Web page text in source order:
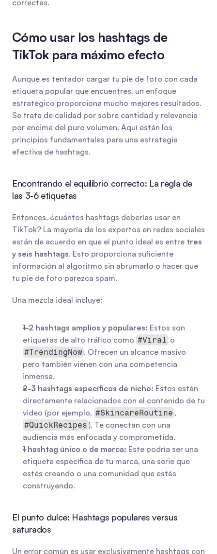
correctas.
Cómo usar los hashtags de
TikTok para máximo efecto
Aunque es tentador cargar tu pie de foto con cada
etiqueta popular que encuentres, un enfoque
estratégico proporciona mucho mejores resultados.
Se trata de calidad por sobre cantidad y relevancia
por encima del puro volumen. Aquí están los
principios fundamentales para una estrategia
efectiva de hashtags.
Encontrando el equilibrio correcto: La regla de
las 3-6 etiquetas
Entonces, ¿cuántos hashtags deberías usar en
TikTok? La mayoría de los expertos en redes sociales
están de acuerdo en que el punto ideal es entre tres
y seis hashtags. Esto proporciona suficiente
información al algoritmo sin abrumarlo o hacer que
tu pie de foto parezca spam.
Una mezcla ideal incluye:
1-2 hashtags amplios y populares: Estos son
etiquetas de alto tráfico como #Viral
#TrendingNow . Ofrecen un alcance masivo
pero también vienen con una competencia
inmensa.
2-3 hashtags específicos de nicho: Estos están
directamente relacionados con el contenido de tu
video (por ejemplo, #SkincareRoutine
#QuickRecipes ). Te conectan con una
audiencia más enfocada y comprometida.
1 hashtag único o de marca: Este podría ser una
etiqueta específica de tu marca, una serie que
estés creando o una comunidad que estés
construyendo.
El punto dulce: Hashtags populares versus
saturados
Un error común es usar exclusivamente hashtags con